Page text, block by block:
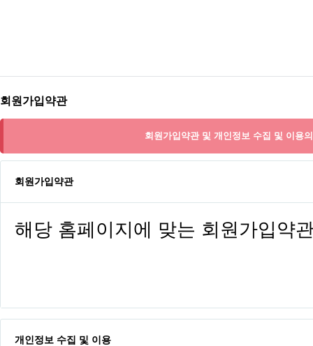
회원가입약관
회원가입약관 및 개인정보 수집 및 이용
회원가입약관
개인정보 수집 및 이용